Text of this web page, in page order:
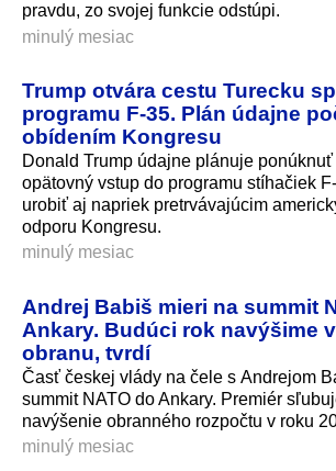
pravdu, zo svojej funkcie odstúpi.
minulý mesiac
Trump otvára cestu Turecku
programu F-35. Plán údajne
obídením Kongresu
Donald Trump údajne plánuje ponúknuť
opätovný vstup do programu stíhačiek
urobiť aj napriek pretrvávajúcim
odporu Kongresu.
minulý mesiac
Andrej Babiš mieri na summit
Ankary. Budúci rok navýšime
obranu, tvrdí
Časť českej vlády na čele s Andrejom
summit NATO do Ankary. Premiér
navýšenie obranného rozpočtu v roku
minulý mesiac